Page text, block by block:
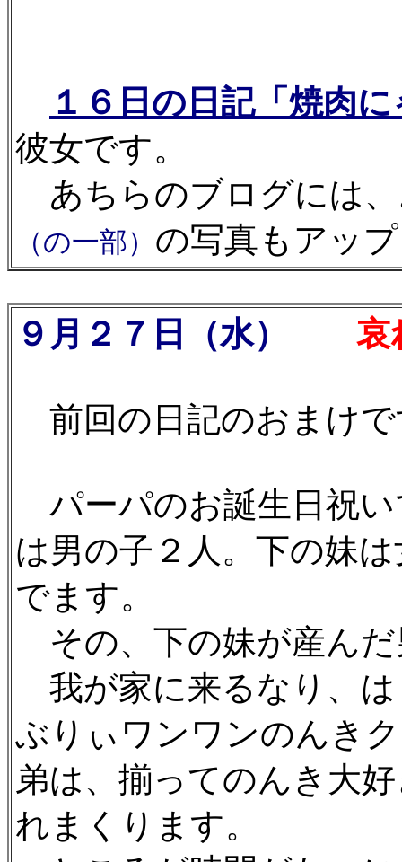
１６日の日記「焼肉
彼女です。
あちらのブログには
（の一部） の写真もアッ
９月２７日（水） 哀
前回の日記のおまけで
パーパのお誕生日祝い
は男の子２人。下の妹
でます。
その、下の妹が産んだ
我が家に来るなり、
ぶりぃワンワンのんき
弟は、揃ってのんき大
れまくります。